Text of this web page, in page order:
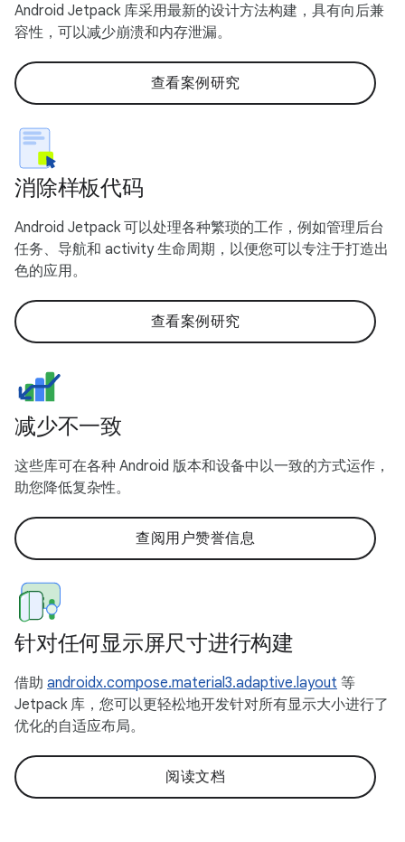
Android Jetpack 库采用最新的设计方法构建，具有向后兼
容性，可以减少崩溃和内存泄漏。
查看案例研究
消除样板代码
Android Jetpack 可以处理各种繁琐的工作，例如管理后台
任务、导航和 activity 生命周期，以便您可以专注于打造出
色的应用。
查看案例研究
减少不一致
这些库可在各种 Android 版本和设备中以一致的方式运作，
助您降低复杂性。
查阅用户赞誉信息
针对任何显示屏尺寸进行构建
借助 androidx.compose.material3.adaptive.layout 等
Jetpack 库，您可以更轻松地开发针对所有显示大小进行了
优化的自适应布局。
阅读文档